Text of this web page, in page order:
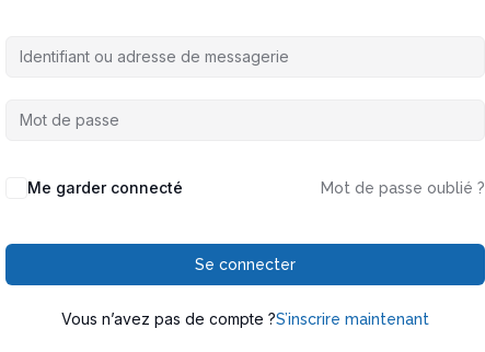
Me garder connecté Mot de passe oublié ?
Se connecter
Vous n’avez pas de compte ?S’inscrire maintenant